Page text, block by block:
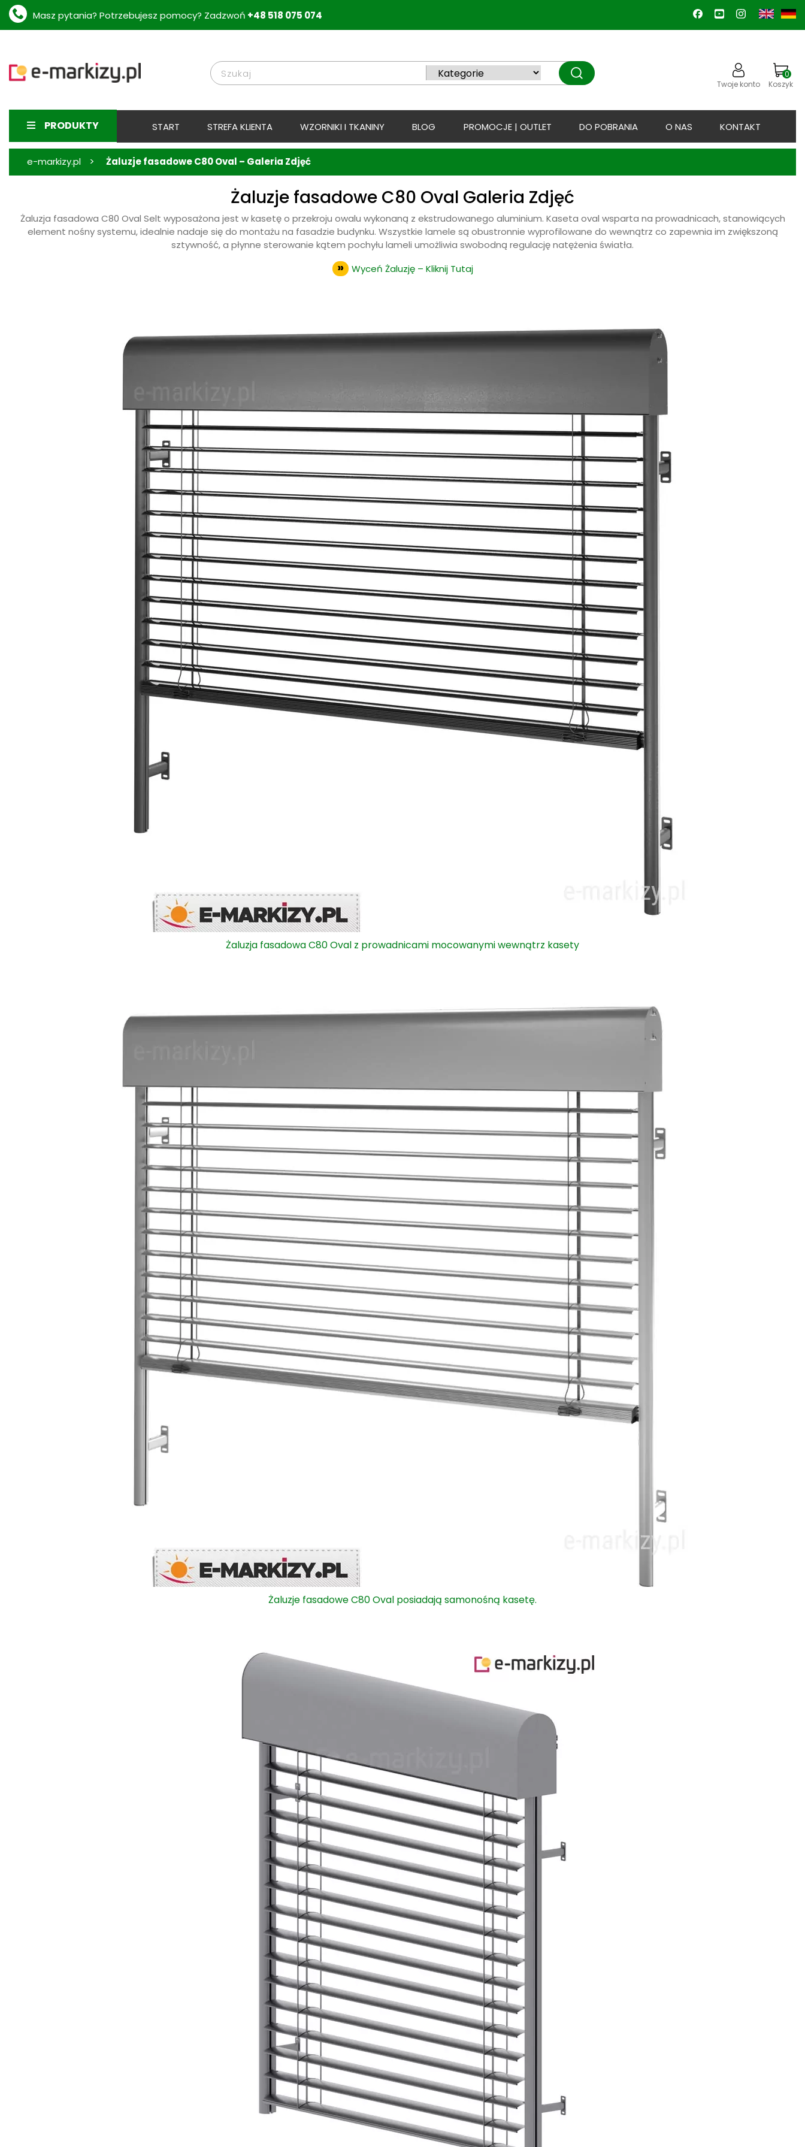
Masz pytania? Potrzebujesz pomocy? Zadzwoń +48 518 075 074
Twoje konto
0
Koszyk
PRODUKTY START STREFA KLIENTA WZORNIKI I TKANINY BLOG PROMOCJE | OUTLET DO POBRANIA O NAS KONTAKT
e-markizy.pl > Żaluzje fasadowe C80 Oval – Galeria Zdjęć
Żaluzje fasadowe C80 Oval Galeria Zdjęć
Żaluzja fasadowa C80 Oval Selt wyposażona jest w kasetę o przekroju owalu wykonaną z ekstrudowanego aluminium. Kaseta oval wsparta na prowadnicach, stanowiących
element nośny systemu, idealnie nadaje się do montażu na fasadzie budynku. Wszystkie lamele są obustronnie wyprofilowane do wewnątrz co zapewnia im zwiększoną
sztywność, a płynne sterowanie kątem pochyłu lameli umożliwia swobodną regulację natężenia światła.
Wyceń Żaluzję – Kliknij Tutaj
Żaluzja fasadowa C80 Oval z prowadnicami mocowanymi wewnątrz kasety
Żaluzje fasadowe C80 Oval posiadają samonośną kasetę.